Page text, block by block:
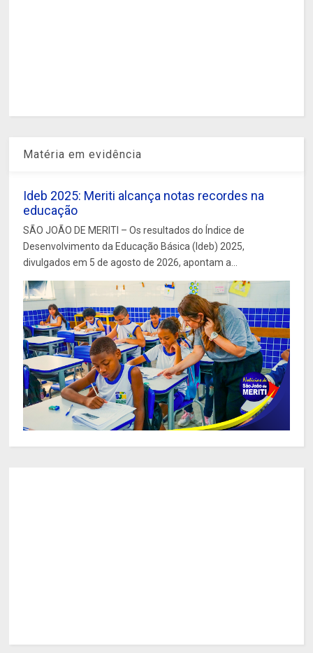
Matéria em evidência
Ideb 2025: Meriti alcança notas recordes na
educação
SÃO JOÃO DE MERITI – Os resultados do Índice de
Desenvolvimento da Educação Básica (Ideb) 2025,
divulgados em 5 de agosto de 2026, apontam a...